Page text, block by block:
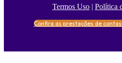
Termos Uso | Política
Confira as prestações de